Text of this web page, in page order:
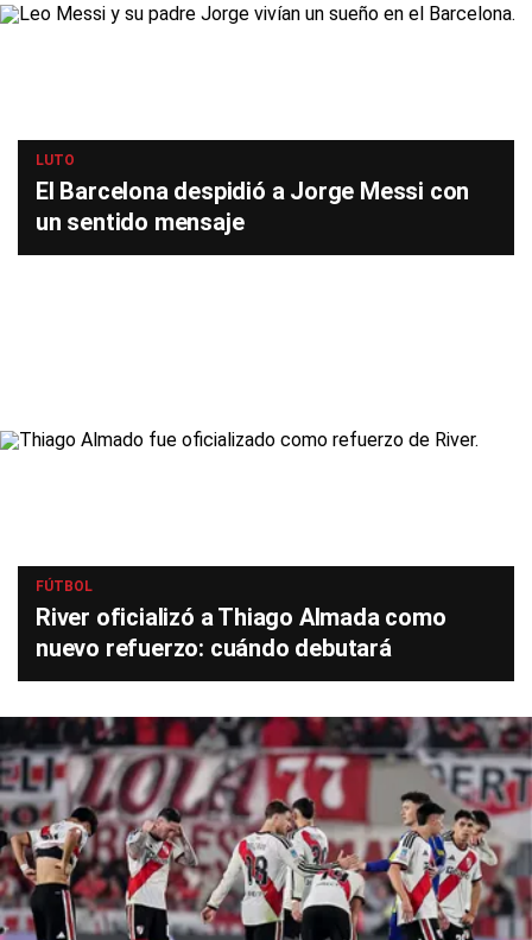
LUTO
El Barcelona despidió a Jorge Messi con
un sentido mensaje
FÚTBOL
River oficializó a Thiago Almada como
nuevo refuerzo: cuándo debutará